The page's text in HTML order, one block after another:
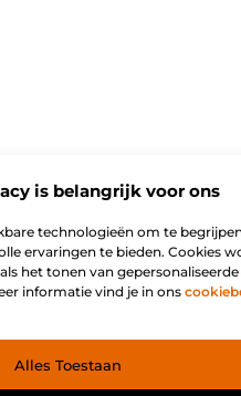
is belangrijk voor ons
technologieën om te
ervaringen te bieden. Cookies
het tonen van
informatie vind je in ons
Alles Toestaan